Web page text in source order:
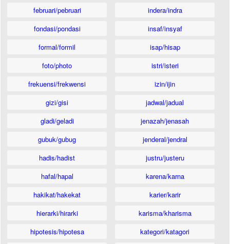
februari/pebruari
fondasi/pondasi
formal/formil
foto/photo
frekuensi/frekwensi
gizi/gisi
gladi/geladi
gubuk/gubug
hadis/hadist
hafal/hapal
hakikat/hakekat
hierarki/hirarki
hipotesis/hipotesa
indera/indra
insaf/insyaf
isap/hisap
istri/isteri
izin/ijin
jadwal/jadual
jenazah/jenasah
jenderal/jendral
justru/justeru
karena/karna
karier/karir
karisma/kharisma
kategori/katagori